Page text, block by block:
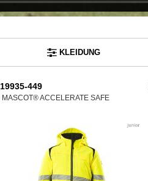
KLEIDUNG
19935-449
MASCOT® ACCELERATE SAFE